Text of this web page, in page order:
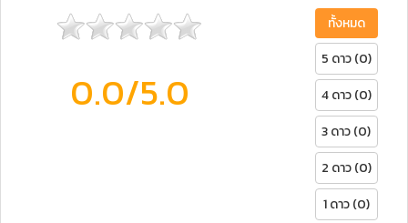
0.0/5.0
ทั้งหมด
5 ดาว (0)
4 ดาว (0)
3 ดาว (0)
2 ดาว (0)
1 ดาว (0)